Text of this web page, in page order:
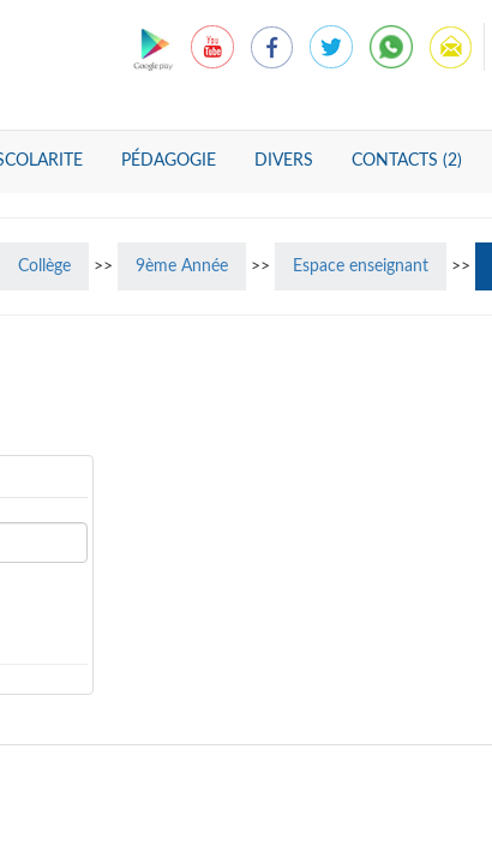
PÉDAGOGIE DIVERS CONTACTS (2)
Collège >> 9ème Année >> Espace enseignant >>